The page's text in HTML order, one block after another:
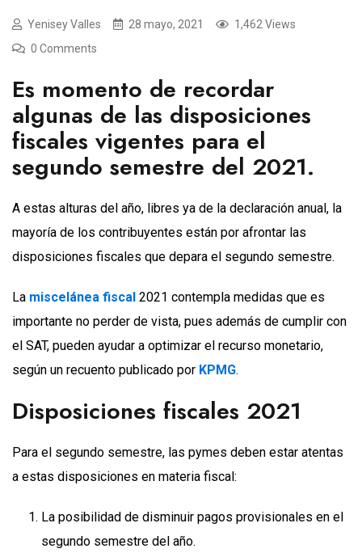
Yenisey Valles 28 mayo, 2021
1,462 Views
0 Comments
Es momento de recordar
algunas de las disposiciones
fiscales vigentes para el
segundo semestre del 2021.
A estas alturas del año, libres ya de la declaración anual, la
mayoría de los contribuyentes están por afrontar las
disposiciones fiscales que depara el segundo semestre.
La miscelánea fiscal 2021 contempla medidas que es
importante no perder de vista, pues además de cumplir con
el SAT, pueden ayudar a optimizar el recurso monetario,
según un recuento publicado por KPMG.
Disposiciones fiscales 2021
Para el segundo semestre, las pymes deben estar atentas
a estas disposiciones en materia fiscal:
La posibilidad de disminuir pagos provisionales en el
segundo semestre del año.